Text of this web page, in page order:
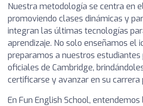
Nuestra metodología se centra en
promoviendo clases dinámicas y
integran las últimas tecnologías
aprendizaje. No solo enseñamos el
preparamos a nuestros
oficiales de Cambridge,
certificarse y avanzar en su carrera
En Fun English School,